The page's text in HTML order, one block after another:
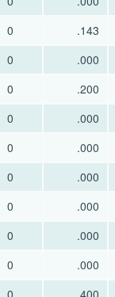
0 .143
0 .000
0 .200
0 .000
0 .000
0 .000
0 .000
0 .000
0 .000
0 .400